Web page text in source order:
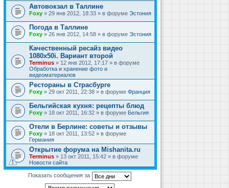
Автовокзал в Таллине
Foxy » 29 янв 2012, 18:33 » в форуме Эстония
Погода в Таллине
Foxy » 26 янв 2012, 14:58 » в форуме Эстония
Качественный ресайз видео
1080x50i. Вариант второй
Terminus » 12 янв 2012, 17:17 » в форуме
Обработка и хранение фото и
видеоматериалов
Рестораны в Страсбурге
Foxy » 29 окт 2011, 22:38 » в форуме Франция
Бельгийская кухня: рецепты блюд
Foxy » 18 окт 2011, 16:32 » в форуме Бельгия
Отели в Берлине: советы и отзывы
Foxy » 18 окт 2011, 13:52 » в форуме
Германия
Открытие форума на Mishanita.ru
Terminus » 13 окт 2011, 15:42 » в форуме
Новости сайта
Показать сообщения за